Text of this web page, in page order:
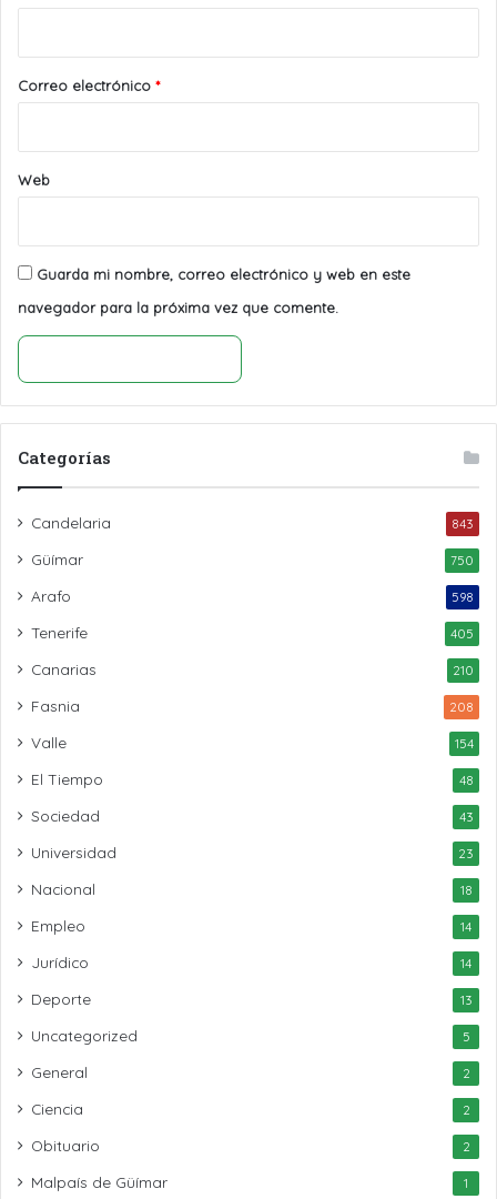
*Correo electrónico *
Web
Guarda mi nombre, correo electrónico y web en este
navegador para la próxima vez que comente.
Categorías
Candelaria 843
Güímar 750
Arafo 598
Tenerife 405
Canarias 210
Fasnia 208
Valle 154
El Tiempo 48
Sociedad 43
Universidad 23
Nacional 18
Empleo 14
Jurídico 14
Deporte 13
Uncategorized 5
General 2
Ciencia 2
Obituario 2
Malpaís de Güímar 1